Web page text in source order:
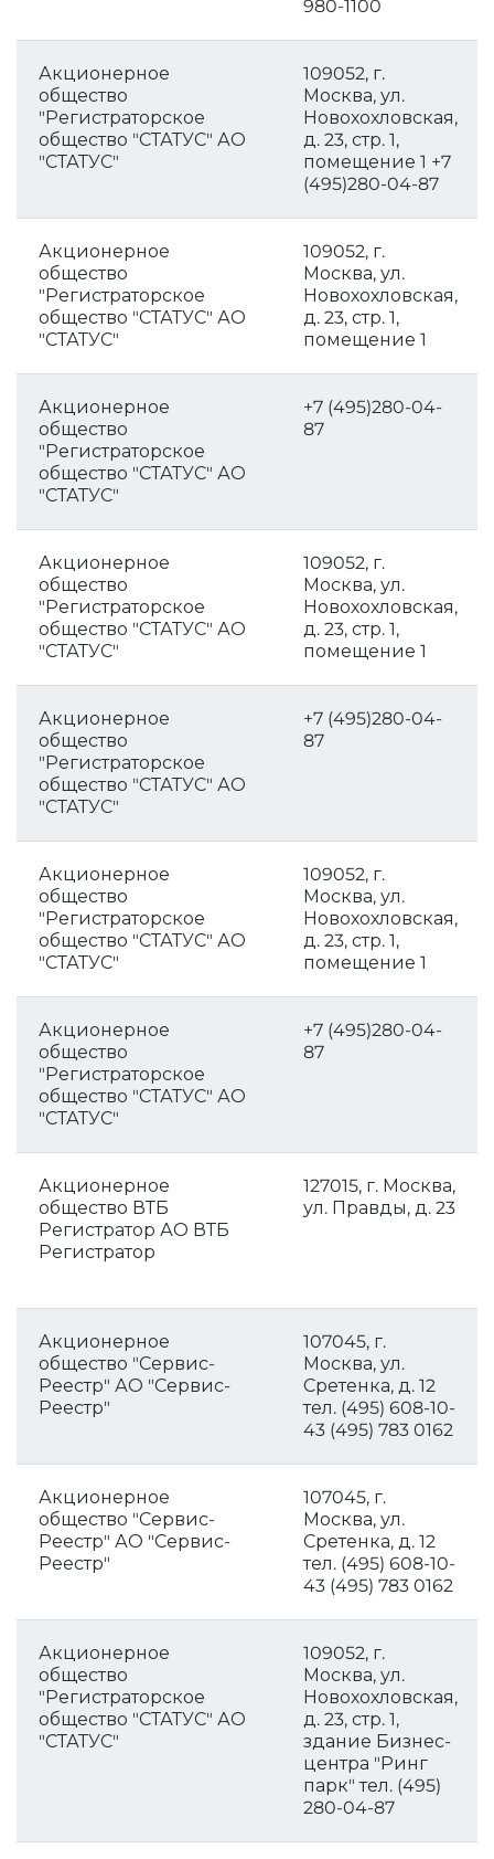
980-1100
Акционерное
общество
"Регистраторское
общество "СТАТУС" АО
"СТАТУС"
109052, г.
Москва, ул.
Новохохловская,
д. 23, стр. 1,
помещение 1 +7
(495)280-04-87
Акционерное
общество
"Регистраторское
общество "СТАТУС" АО
"СТАТУС"
109052, г.
Москва, ул.
Новохохловская,
д. 23, стр. 1,
помещение 1
Акционерное
общество
"Регистраторское
общество "СТАТУС" АО
"СТАТУС"
+7 (495)280-04-
87
Акционерное
общество
"Регистраторское
общество "СТАТУС" АО
"СТАТУС"
109052, г.
Москва, ул.
Новохохловская,
д. 23, стр. 1,
помещение 1
Акционерное
общество
"Регистраторское
общество "СТАТУС" АО
"СТАТУС"
+7 (495)280-04-
87
Акционерное
общество
"Регистраторское
общество "СТАТУС" АО
"СТАТУС"
109052, г.
Москва, ул.
Новохохловская,
д. 23, стр. 1,
помещение 1
Акционерное
общество
"Регистраторское
общество "СТАТУС" АО
"СТАТУС"
+7 (495)280-04-
87
Акционерное
общество ВТБ
Регистратор АО ВТБ
Регистратор
127015, г. Москва,
ул. Правды, д. 23
Акционерное
общество "Сервис-
Реестр" АО "Сервис-
Реестр"
107045, г.
Москва, ул.
Сретенка, д. 12
тел. (495) 608-10-
43 (495) 783 0162
Акционерное
общество "Сервис-
Реестр" АО "Сервис-
Реестр"
107045, г.
Москва, ул.
Сретенка, д. 12
тел. (495) 608-10-
43 (495) 783 0162
Акционерное
общество
"Регистраторское
общество "СТАТУС" АО
"СТАТУС"
109052, г.
Москва, ул.
Новохохловская,
д. 23, стр. 1,
здание Бизнес-
центра "Ринг
парк" тел. (495)
280-04-87